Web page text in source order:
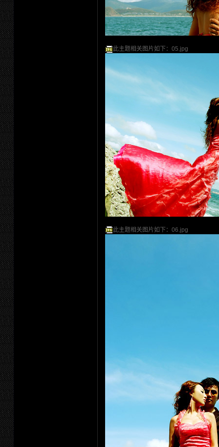
此主题相关图片如下：05.jpg
此主题相关图片如下：06.jpg